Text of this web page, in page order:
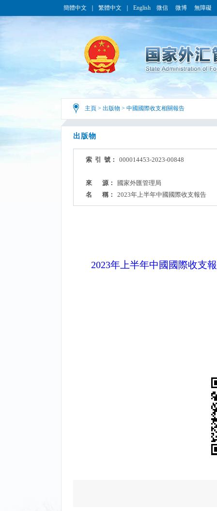
簡體中文 繁體中文 English 微信 微博 無障礙
主頁 > 出版物 > 中國國際收支相關報告
出版物
索 引 號： 000014453-2023-00848
來 源：
國家外匯管理局
名 稱：
2023年上半年中國國際收支報告
2023年上半年中國國際收支